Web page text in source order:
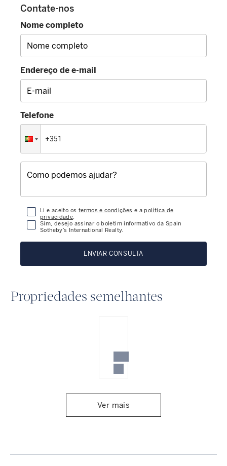
Contate-nos
Nome completo
Endereço de e-mail
Telefone
Li e aceito os termos e condições e apolítica de
privacidade.
Sim, desejo assinar o boletim informativo da Spain
Sotheby’s International Realty.
ENVIAR CONSULTA
Propriedades semelhantes
Ver mais